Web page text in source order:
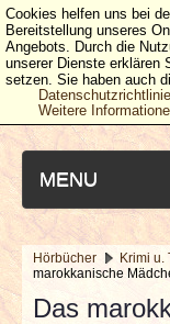
MENU
NEUESTE
Hörbücher Krimi u.
marokkanische
Das
Cookies helfen uns bei
Bereitstellung unseres
Angebots. Durch die
unserer Dienste erklären
setzen. Sie haben auch
Weitere